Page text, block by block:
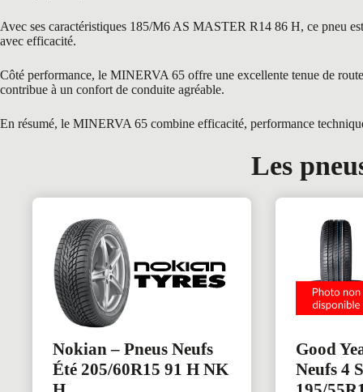
Avec ses caractéristiques 185/M6 AS MASTER R14 86 H, ce pneu
avec efficacité.
Côté performance, le MINERVA 65 offre une excellente tenue de
contribue à un confort de conduite agréable.
En résumé, le MINERVA 65 combine efficacité, performance
Les
Nokian – Pneus Neufs
Été 205/60R15 91 H NK
Good
Neufs 4